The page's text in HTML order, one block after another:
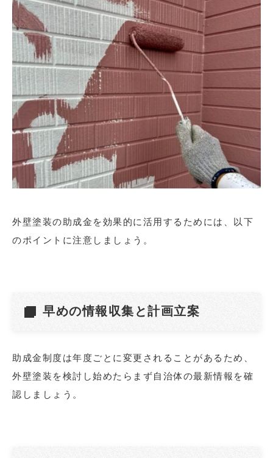
外壁塗装の助成金を効果的に活用するためには、以下
のポイントに注意しましょう。
早めの情報収集と計画立案
助成金制度は年度ごとに変更されることがあるため、
外壁塗装を検討し始めたらまず自治体の最新情報を確
認しましょう。